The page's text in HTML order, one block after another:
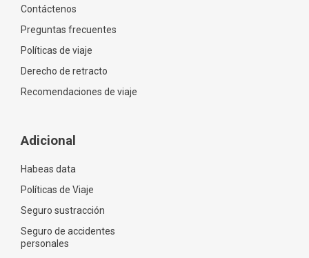
Contáctenos
Preguntas frecuentes
Políticas de viaje
Derecho de retracto
Recomendaciones de viaje
Adicional
Habeas data
Políticas de Viaje
Seguro sustracción
Seguro de accidentes
personales